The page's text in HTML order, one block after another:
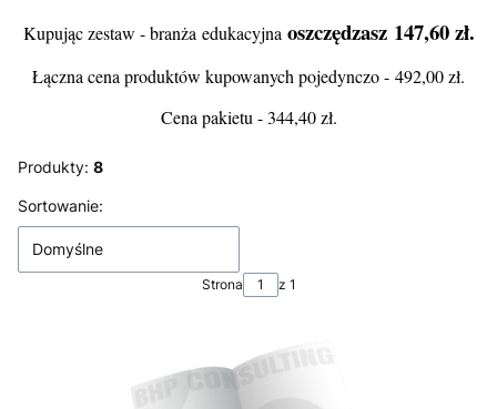
Kupując zestaw - branża edukacyjna oszczędzasz 147,60 zł.
Łączna cena produktów kupowanych pojedynczo - 492,00 zł.
Cena pakietu - 344,40 zł.
Produkty: 8
Lista produktów
Sortowanie:
Domyślne
Strona z 1